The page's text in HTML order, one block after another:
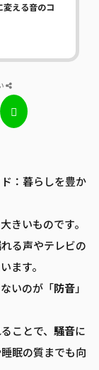
変える音のコ
：暮らしを豊か
きいものです。
る声やテレビの
ます。
いのが「防音」
ことで、 騒音に
眠の質までも向